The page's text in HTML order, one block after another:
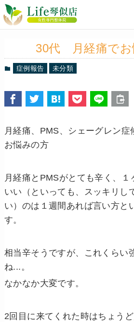
30代 月経痛でお
症例報告 未分類
月経痛、PMS、シェーグレン
お悩みの方
月経痛とPMSがとても辛く、１
いい（といっても、スッキリし
い）のは１週間あれば言い方と
す。
相当辛そうですが、これくらい
ね...。
なかなか大変です。
2回目に来てくれた時はちょうど